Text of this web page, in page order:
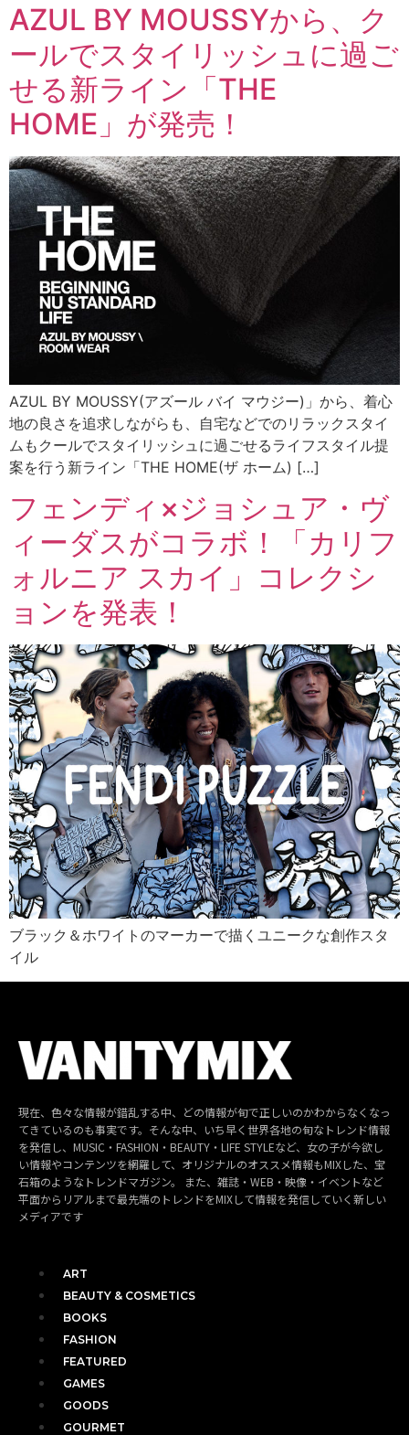
AZUL BY MOUSSYから、ク
ールでスタイリッシュに過ご
せる新ライン「THE
HOME」が発売！
AZUL BY MOUSSY(アズール バイ マウジー)」から、着心
地の良さを追求しながらも、自宅などでのリラックスタイ
ムもクールでスタイリッシュに過ごせるライフスタイル提
案を行う新ライン「THE HOME(ザ ホーム) […]
フェンディ×ジョシュア・ヴ
ィーダスがコラボ！「カリフ
ォルニア スカイ」コレクシ
ョンを発表！
ブラック＆ホワイトのマーカーで描くユニークな創作スタ
イル
現在、色々な情報が錯乱する中、どの情報が旬で正しいのかわからなくなっ
てきているのも事実です。そんな中、いち早く世界各地の旬なトレンド情報
を発信し、MUSIC・FASHION・BEAUTY・LIFE STYLEなど、女の子が今欲し
い情報やコンテンツを網羅して、オリジナルのオススメ情報もMIXした、宝
石箱のようなトレンドマガジン。 また、雑誌・WEB・映像・イベントなど
平面からリアルまで最先端のトレンドをMIXして情報を発信していく新しい
メディアです
ART
BEAUTY & COSMETICS
BOOKS
FASHION
FEATURED
GAMES
GOODS
GOURMET